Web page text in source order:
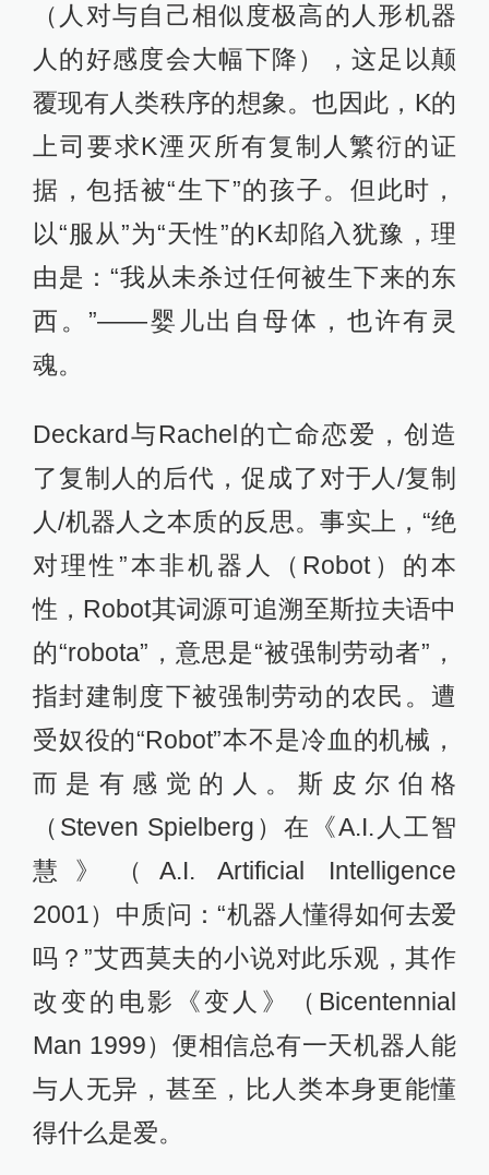
（人对与自己相似度极高的人形机器
人的好感度会大幅下降），这足以颠
覆现有人类秩序的想象。也因此，K的
上司要求K湮灭所有复制人繁衍的证
据，包括被“生下”的孩子。但此时，
以“服从”为“天性”的K却陷入犹豫，理
由是：“我从未杀过任何被生下来的东
西。”——婴儿出自母体，也许有灵
魂。
Deckard与Rachel的亡命恋爱，创造
了复制人的后代，促成了对于人/复制
人/机器人之本质的反思。事实上，“绝
对理性”本非机器人（Robot）的本
性，Robot其词源可追溯至斯拉夫语中
的“robota”，意思是“被强制劳动者”，
指封建制度下被强制劳动的农民。遭
受奴役的“Robot”本不是冷血的机械，
而是有感觉的人。斯皮尔伯格
（Steven Spielberg）在《A.I.人工智
慧》（A.I. Artificial Intelligence
2001）中质问：“机器人懂得如何去爱
吗？”艾西莫夫的小说对此乐观，其作
改变的电影《变人》（Bicentennial
Man 1999）便相信总有一天机器人能
与人无异，甚至，比人类本身更能懂
得什么是爱。